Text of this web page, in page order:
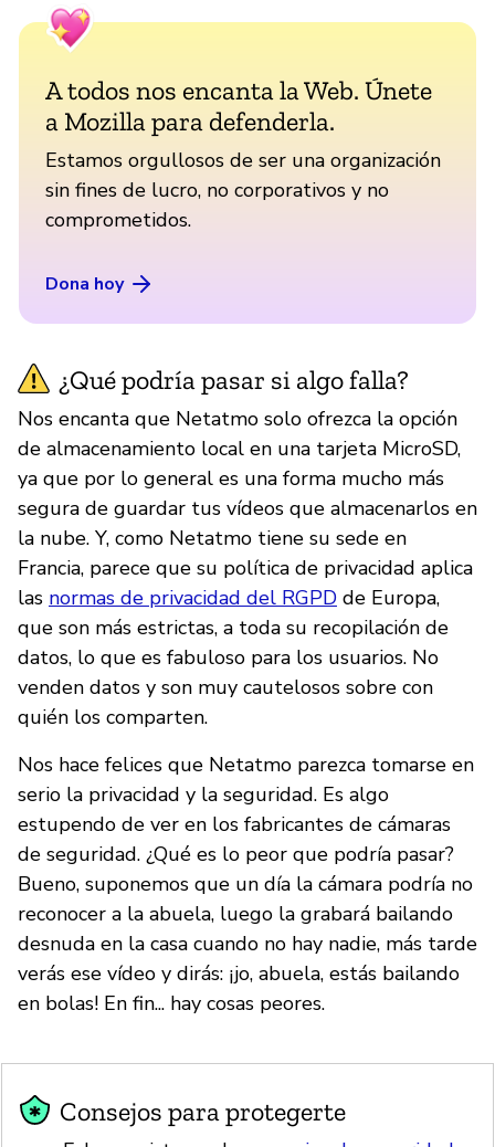
A todos nos encanta la Web. Únete
a Mozilla para defenderla.
Estamos orgullosos de ser una organización
sin fines de lucro, no corporativos y no
comprometidos.
Dona hoy
¿Qué podría pasar si algo falla?
Nos encanta que Netatmo solo ofrezca la opción
de almacenamiento local en una tarjeta MicroSD,
ya que por lo general es una forma mucho más
segura de guardar tus vídeos que almacenarlos en
la nube. Y, como Netatmo tiene su sede en
Francia, parece que su política de privacidad aplica
las normas de privacidad del RGPD de Europa,
que son más estrictas, a toda su recopilación de
datos, lo que es fabuloso para los usuarios. No
venden datos y son muy cautelosos sobre con
quién los comparten.
Nos hace felices que Netatmo parezca tomarse en
serio la privacidad y la seguridad. Es algo
estupendo de ver en los fabricantes de cámaras
de seguridad. ¿Qué es lo peor que podría pasar?
Bueno, suponemos que un día la cámara podría no
reconocer a la abuela, luego la grabará bailando
desnuda en la casa cuando no hay nadie, más tarde
verás ese vídeo y dirás: ¡jo, abuela, estás bailando
en bolas! En fin... hay cosas peores.
Consejos para protegerte